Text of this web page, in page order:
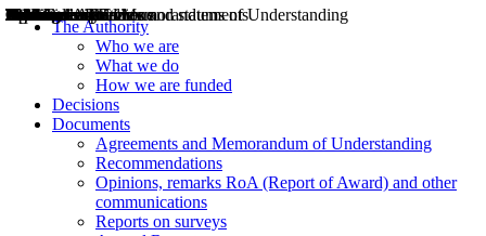
The Authority
Who we are
What we do
How we are funded
Decisions
Documents
Agreements and Memorandum of Understanding
Recommendations
Opinions, remarks RoA (Report of Award) and other
communications
Reports on surveys
Decisions
Opinions
Public consultations
Hearings
Recommendations
Agreements and Memorandums of Understanding
Relazioni annuali
Misure di regolazione
News
Press Releases
Bollettini ART
Convegni ART
President’s interviews
Top articles
President’s speeches and statements
2004
2005
2010
2013
2014
2015
2016
2017
2018
2019
202
2020
2021
2022
2023
2024
2025
2026
Aereo
Marittimo
Terrestre